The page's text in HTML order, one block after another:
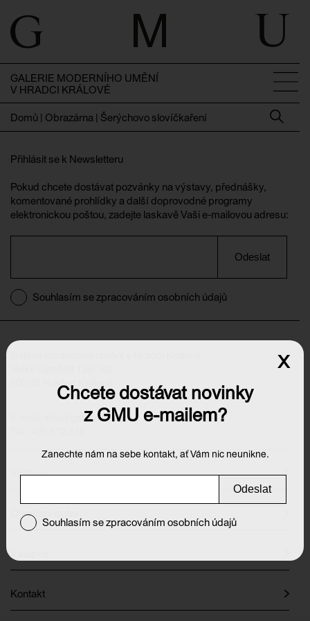
GALERIE MODERNÍHO UMĚNÍ
V HRADCI KRÁLOVÉ
Domů | Obrazárna | Šerýchovo slovíčkaření
Přihlásit se k Newsletteru
Pokud chcete dostávat pozvánky na výstavy, přednášky,
komentované prohlídky a další doprovodné programy
elektronickou poštou, zadejte laskavě Vaši e-mailovou adresu:
Odeslat
Souhlasím se zpracováním osobních údajů
500 03 Hradec Králové
info@galeriehk.cz
Výstavy
Otevírací doba
Kontakt
Chcete dostávat novinky
z GMU e-mailem?
Zanechte nám na sebe kontakt, ať Vám nic neunikne.
Odeslat
Souhlasím se zpracováním osobních údajů
x